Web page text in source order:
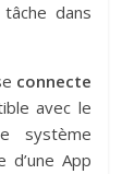
dans
connecte
avec le
système
d’une App